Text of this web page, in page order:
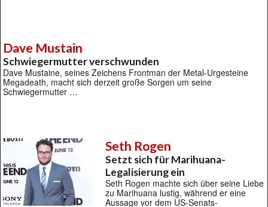
Dave Mustain
Schwiegermutter verschwunden
Dave Mustaine, seines Zeichens Frontman der Metal-Urgesteine
Megadeath, macht sich derzeit große Sorgen um seine
Schwiegermutter …
Seth Rogen
Setzt sich für Marihuana-
Legalisierung ein
Seth Rogen machte sich über seine Liebe
zu Marihuana lustig, während er eine
Aussage vor dem US-Senats-